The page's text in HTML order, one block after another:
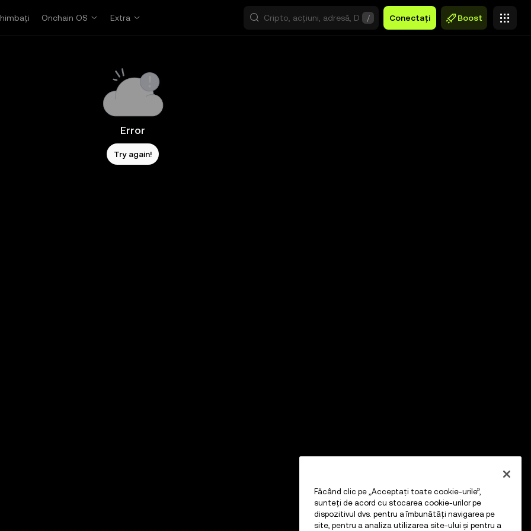
Onchain OS Extra / Conectați Boost
Error
Try again!
Făcând clic pe „Acceptați toate cookie-urile”,
sunteți de acord cu stocarea cookie-urilor pe
dispozitivul dvs. pentru a îmbunătăți navigarea pe
site, pentru a analiza utilizarea site-ului și pentru a